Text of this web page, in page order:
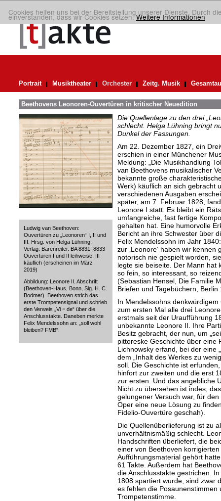
Cookies helfen uns bei der Bereitstellung unserer Dienste. Durch
einverstanden, dass wir Cookies setzen.Weitere Informationen
Portrait Musiktheater Orchester Zeitg. Musik
Beethovens Leonoren-Ouvertüren in kritischer Neuedition
Ludwig van Beethoven:
Ouvertüren zu „Leonoren“ I, II und
III. Hrsg. von Helga Lühning.
Verlag: Bärenreiter. BA 8831–8833
Ouvertüren I und II leihweise, III
käuflich (erscheinen im März
2019)
Abbildung: Leonore II. Abschrift
(Beethoven-Haus, Bonn, Slg. H. C.
Bodmer). Beethoven strich das
erste Trompetensignal und schrieb
den Verweis „Vi = de“ über die
Anschlusstakte. Daneben merkte
Felix Mendelssohn an: „soll wohl
bleiben? FMB“.
Die Quellenlage zu den drei
schlecht. Helga Lühning bringt
Dunkel der Fassungen.
Am 22. Dezember 1827, ein
erschien in einer Münchener
Meldung: „Die Musikhandlung
van Beethovens musikalischer
bekannte große
Werk) käuflich an sich gebracht
verschiedenen Ausgaben
später, am 7. Februar 1828,
Leonore I statt. Es bleibt ein
umfangreiche, fast fertige
gehalten hat. Eine humorvolle
Bericht an ihre Schwester über
Felix Mendelssohn im Jahr
zur ‚Leonore‘ haben wir
notorisch nie gespielt worden,
legte sie beiseite. Der Mann hat
so fein, so interessant, so
(Sebastian Hensel, Die Familie
Briefen und Tagebüchern, Berlin
In Mendelssohns
zum ersten Mal alle drei
erstmals seit der Uraufführung
unbekannte Leonore II. Ihre
Besitz gebracht, der nun, um
pittoreske Geschichte über eine
Lichnowsky erfand, bei der eine
dem „Inhalt des Werkes zu
soll. Die Geschichte ist
hinfort zur zweiten und die erst
zur ersten. Und das angebliche
Nicht zu übersehen ist indes,
gelungener Versuch war, für
Oper eine neue Lösung zu
Fidelio-Ouvertüre geschah).
Die Quellenüberlieferung ist zu
unverhältnismäßig schlecht.
Handschriften überliefert, die
einer von Beethoven
Aufführungsmaterial gehört
61 Takte. Außerdem hat
die Anschlusstakte gestrichen.
1808 spartiert wurde, sind zwar
es fehlen die
Trompetenstimme.